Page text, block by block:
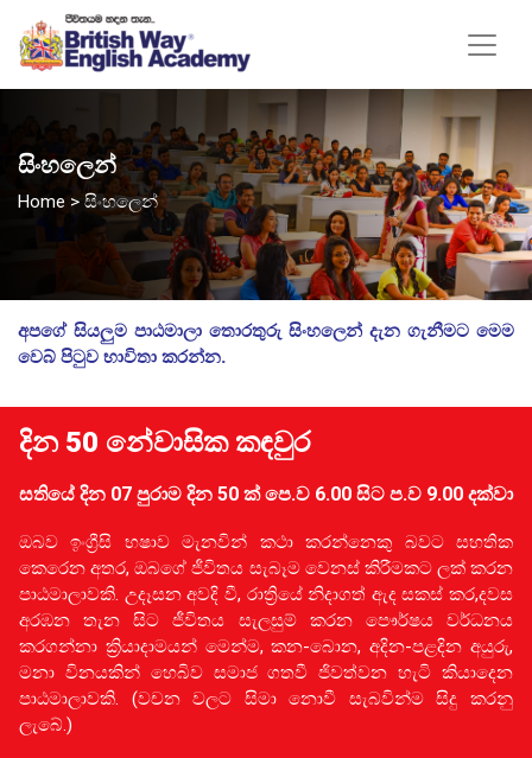
සිංහලෙන්
Home > සිංහලෙන්
අපගේ සියලුම පාඨමාලා තොරතුරු සිංහලෙන් දැන ගැනීමට මෙම
වෙබ් පිටුව භාවිතා කරන්න.
දින 50 නේවාසික කඳවුර
සතියේ දින 07 පුරාම දින 50 ක් පෙ.ව 6.00 සිට ප.ව 9.00 දක්වා
ඔබව ඉංග්‍රීසි භෂාව මැනවින් කථා කරන්නෙකු බවට සහතික
කෙරෙන අතර, ඔබගේ ජීවිතය සැබෑම වෙනස් කිරීමකට ලක් කරන
පාඨමාලාවකි. උදෑසන අවදි වී, රාත්‍රියේ නිදාගත් ඇද සකස් කර,දවස
අරඹන තැන සිට ජීවිතය සැලසුම් කරන පෞර්ෂය වර්ධනය
කරගන්නා ක්‍රියාදාමයන් මෙන්ම, කන-බොන, අදින-පළදින අයුරු,
මනා විනයකින් හෙබිව සමාජ ගතවී ජිවත්වන හැටි කියාදෙන
පාඨමාලාවකි. (වචන වලට සිමා නොවී සැබවින්ම සිදු කරනු
ලැබේ.)